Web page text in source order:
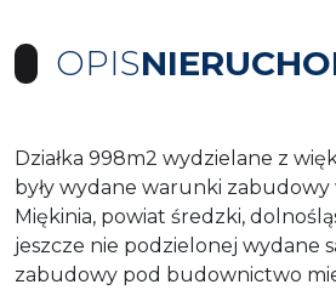
OPIS
Działka 998m2 wydzielane z
były wydane warunki
Miękinia, powiat średzki,
jeszcze nie podzielonej wydane
zabudowy pod budownictwo